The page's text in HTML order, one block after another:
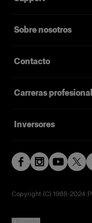
Sobre nosotros
Contacto
Carreras
Inversores
Copyright (C) 1968-2024